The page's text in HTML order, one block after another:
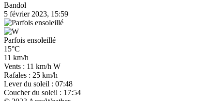
Bandol
5 février 2023, 15:59
Parfois ensoleillé
15°C
11 km/h
Vents : 11 km/h W
Rafales : 25 km/h
Lever du soleil : 07:48
Coucher du soleil : 17:54